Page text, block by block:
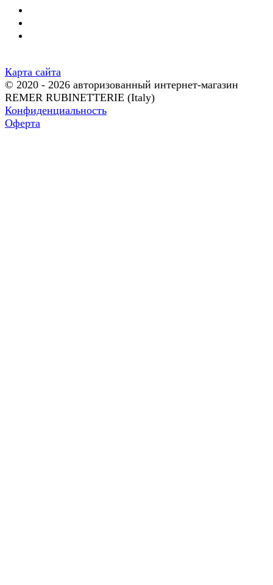
Карта сайта
© 2020 - 2026 авторизованный интернет-магазин
REMER RUBINETTERIE (Italy)
Конфиденциальность
Оферта